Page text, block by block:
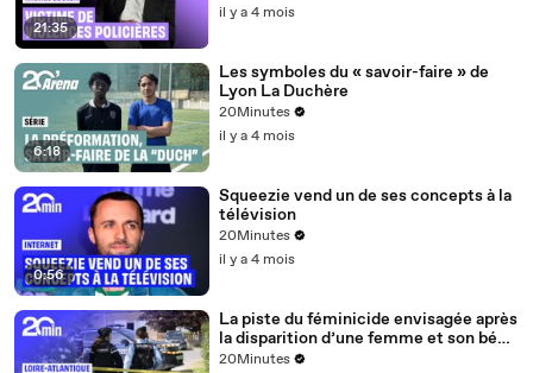
21:35
il y a 4 mois
6:18
Les symboles du « savoir-faire » de
Lyon La Duchère
20Minutes
il y a 4 mois
0:56
Squeezie vend un de ses concepts à la
télévision
20Minutes
il y a 4 mois
La piste du féminicide envisagée après
la disparition d’une femme et son bébé
de 15 mois près de Nantes
20Minutes